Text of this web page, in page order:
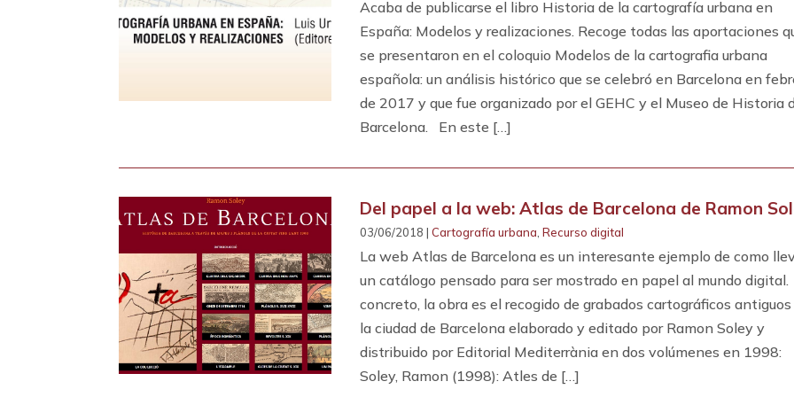
Acaba de publicarse el libro Historia de la cartografía urbana en
España: Modelos y realizaciones. Recoge todas las aportaciones
se presentaron en el coloquio Modelos de la cartografia urbana
española: un análisis histórico que se celebró en Barcelona en
de 2017 y que fue organizado por el GEHC y el Museo de Historia
Barcelona. En este […]
Del papel a la web: Atlas de Barcelona de Ramon
03/06/2018 |Cartografía urbana ,Recurso digital
La web Atlas de Barcelona es un interesante ejemplo de como
un catálogo pensado para ser mostrado en papel al mundo
concreto, la obra es el recogido de grabados cartográficos antiguos
la ciudad de Barcelona elaborado y editado por Ramon Soley y
distribuido por Editorial Mediterrània en dos volúmenes en 1998:
Soley, Ramon (1998): Atles de […]